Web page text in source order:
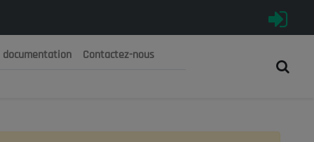
الجزائرية الديمقراطية الشعبية
documentation Contactez-nous